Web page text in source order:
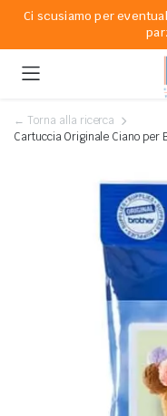
Ci scusiamo per
← Torna alla ricerca
Cartuccia Originale Ciano per